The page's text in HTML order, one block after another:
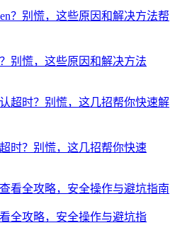
别慌，这些原因和解决方法
时？别慌，这几招帮你快速
全攻略，安全操作与避坑指